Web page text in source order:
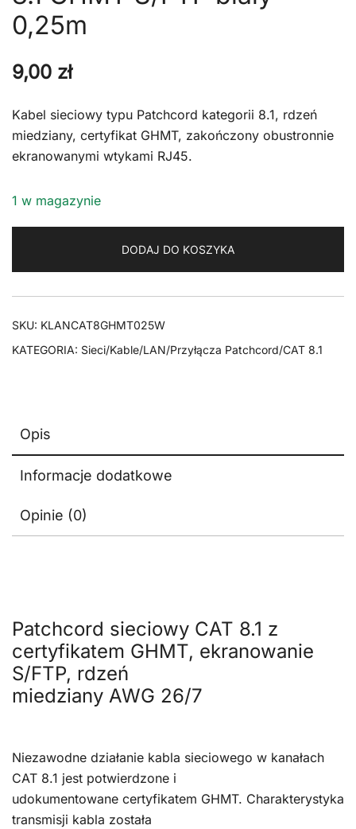
0,25m
9,00 zł
Kabel sieciowy typu Patchcord kategorii 8.1, rdzeń
miedziany, certyfikat GHMT, zakończony obustronnie
ekranowanymi wtykami RJ45.
1 w magazynie
DODAJ DO KOSZYKA
SKU: KLANCAT8GHMT025W
KATEGORIA: Sieci/Kable/LAN/Przyłącza Patchcord/CAT 8.1
Opis
Informacje dodatkowe
Opinie (0)
Patchcord sieciowy CAT 8.1 z
certyfikatem GHMT, ekranowanie
S/FTP, rdzeń
miedziany AWG 26/7
Niezawodne działanie kabla sieciowego w kanałach
CAT 8.1 jest potwierdzone i
udokumentowane certyfikatem GHMT. Charakterystyka
transmisji kabla została